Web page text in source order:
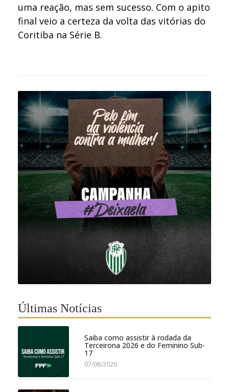
uma reação, mas sem sucesso. Com o apito
final veio a certeza da volta das vitórias do
Coritiba na Série B.
Últimas Notícias
Saiba como assistir à rodada da
Terceirona 2026 e do Feminino Sub-
17
07/08/2026